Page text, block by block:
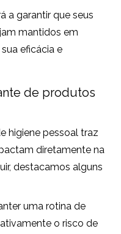
a garantir que seus
mantidos em
eficácia e
de produtos
higiene pessoal traz
diretamente na
destacamos alguns
uma rotina de
o risco de